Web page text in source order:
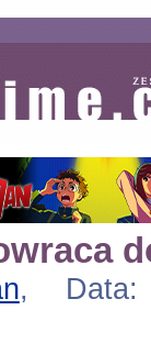
, Data: